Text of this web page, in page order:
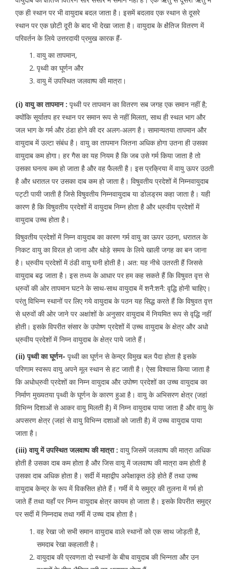
एक ही स्थान पर भी वायुदाब बदल जाता है। इसमें बदलाव एक स्थान से दूसरे
स्थान पर एक छोटी दूरी के बाद भी देखा जाता है। वायुदाब के क्षैतिज वितरण में
परिवर्तन के लिये उत्तरदायी प्रमुख कारक हैं-
वायु का तापमान,
पृथ्वी का घूर्णन और
वायु में उपस्थित जलवाष्प की मात्रा।
(i) वायु का तापमान : पृथ्वी पर तापमान का वितरण सब जगह एक समान नहीं है;
क्योंकि सूर्यातप हर स्थान पर समान रूप से नहीं मिलता, साथ ही स्थल भाग और
जल भाग के गर्म और ठंडा होने की दर अलग-अलग है। सामान्यतया तापमान और
वायुदाब में उल्टा संबंध है। वायु का तापमान जितना अधिक होगा उतना ही उसका
वायुदाब कम होगा। हर गैस का यह नियम है कि जब उसे गर्म किया जाता है तो
उसका घनत्व कम हो जाता है और वह फैलती है। इस प्रक्रिया में वायु ऊपर उठती
है और धरातल पर उसका दाब कम हो जाता है। विषुवतीय प्रदेशों में निम्नवायुदाब
पट्टी पायी जाती है जिसे विषुवतीय निम्नवायुदाब या डोलड्रम कहा जाता है। यही
कारण है कि विषुवतीय प्रदेशों में वायुदाब निम्न होता है और ध्रुवीय प्रदेशों में
वायुदाब उच्च होता है।
विषुवतीय प्रदेशों में निम्न वायुदाब का कारण गर्म वायु का ऊपर उठना, धरातल के
निकट वायु का विरल हो जाना और थोड़े समय के लिये खाली जगह का बन जाना
है। ध्रुवीय प्रदेशों में ठंडी वायु घनी होती है। अत: यह नीचे उतरती हैं जिससे
वायुदाब बढ़ जाता है। इस तथ्य के आधार पर हम कह सकते हैं कि विषुवत वृत्त से
ध्रुवों की ओर तापमान घटने के साथ-साथ वायुदाब में शनै:शनै: वृद्धि होनी चाहिए।
परंतु विभिन्न स्थानों पर लिए गये वायुदाब के पठन यह सिद्ध करते हैं कि विषुवत वृत्त
से ध्रुवों की ओर जाने पर अक्षांशों के अनुसार वायुदाब में नियमित रूप से वृद्धि नहीं
होती। इसके विपरीत संसार के उपोष्ण प्रदेशों में उच्च वायुदाब के क्षेत्र और अधो
ध्रुवीय प्रदेशों में निम्न वायुदाब के क्षेत्र पाये जाते हैं।
(ii) पृथ्वी का घूर्णन- पृथ्वी का घूर्णन से केन्द्र विमुख बल पैदा होता है इसके
परिणाम स्वरूप वायु अपने मूल स्थान से हट जाती है। ऐसा विश्वास किया जाता है
कि अधोध्रुवी प्रदेशों का निम्न वायुदाब और उपोष्ण प्रदेशों का उच्च वायुदाब का
निर्माण मुख्यतया पृथ्वी के घूर्णन के कारण हुआ है। वायु के अभिसरण क्षेत्र (जहां
विभिन्न दिशाओं से आकर वायु मिलती है) में निम्न वायुदाब पाया जाता है और वायु के
अपसरण क्षेत्र (जहां से वायु विभिन्न दशाओं को जाती है) में उच्च वायुदाब पाया
जाता है।
(iii) वायु में उपस्थित जलवाष्प की मात्रा : वायु जिसमें जलवाष्प की मात्रा अधिक
होती है उसका दाब कम होता है और जिस वायु में जलवाष्प की मात्रा कम होती है
उसका दाब अधिक होता है। सर्दी में महाद्वीप अपेक्षाकृत ठंड़े होते हैं तथा उच्च
वायुदाब केन्द्र के रूप में विकसित होते हैं। गर्मी में ये समुद्र की तुलना में गर्म हो
जाते हैं तथा यहाँ पर निम्न वायुदाब क्षेत्र कायम हो जाता है। इसके विपरीत समुद्र
पर सर्दी में निम्नदाब तथा गर्मी में उच्च दाब होता है।
वह रेखा जो सभी समान वायुदाब वाले स्थानों को एक साथ जोड़ती है,
समदाब रेखा कहलाती है।
वायुदाब की प्रवणता दो स्थानों के बीच वायुदाब की भिन्नता और उन